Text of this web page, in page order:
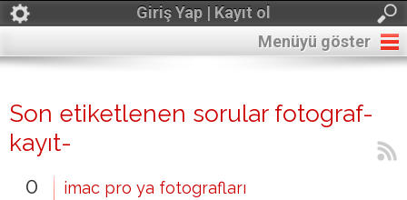
Giriş Yap | Kayıt ol
Menüyü göster
Son etiketlenen sorular fotograf-
kayıt-
0
imac pro ya fotografları